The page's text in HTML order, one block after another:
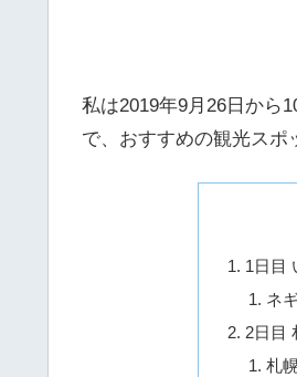
私は2019年9月26日から
で、おすすめの観光スポ
1日目
ネ
2日目
札